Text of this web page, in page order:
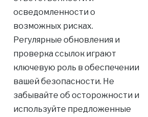
осведомленности о
возможных рисках.
Регулярные обновления и
проверка ссылок играют
ключевую роль в обеспечении
вашей безопасности. Не
забывайте об осторожности и
используйте предложенные